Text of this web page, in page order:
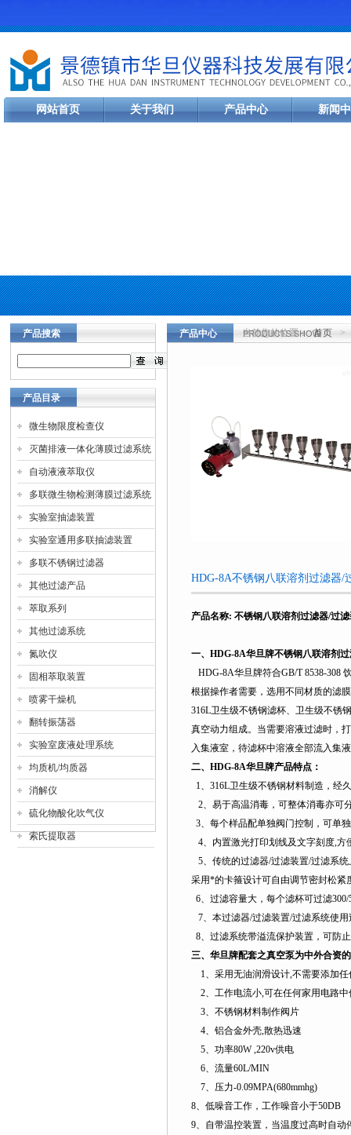
网站首页 关于我们 产品中心 新闻
产品搜索
产品目录
微生物限度检查仪
灭菌排液一体化薄膜过滤系统
自动液液萃取仪
多联微生物检测薄膜过滤系统
实验室抽滤装置
实验室通用多联抽滤装置
多联不锈钢过滤器
其他过滤产品
萃取系列
其他过滤系统
氮吹仪
固相萃取装置
喷雾干燥机
翻转振荡器
实验室废液处理系统
均质机/均质器
消解仪
硫化物酸化吹气仪
索氏提取器
产品中心 当前您的位置： 首页 >
HDG-8A不锈钢八联溶剂过滤器/
产品名称: 不锈钢八联溶剂过滤器/过
一、 HDG-8A华旦牌不锈钢八联溶剂
HDG-8A华旦牌符合GB/T 8538-308
根据操作者需要，选用不同材质的滤
316L卫生级不锈钢滤杯、卫生级不锈
真空动力组成。当需要溶液过滤时，
入集液室，待滤杯中溶液全部流入集
二、 HDG-8A华旦牌产品特点：
1、 316L卫生级不锈钢材料制造，经
2、易于高温消毒，可整体消毒亦可
3、每个样品配单独阀门控制，可单
4、内置激光打印划线及文字刻度,方
5、传统的过滤器/过滤装置/过滤系
采用*的卡箍设计可自由调节密封松
6、过滤容量大，每个滤杯可过滤300/
7、本过滤器/过滤装置/过滤系统使用
8、过滤系统带溢流保护装置，可防
三、华旦牌配套之真空泵为中外合资
1、采用无油润滑设计,不需要添加任
2、工作电流小,可在任何家用电路中
3、不锈钢材料制作阀片
4、铝合金外壳,散热迅速
5、功率80W ,220v供电
6、流量60L/MIN
7、压力-0.09MPA(680mmhg)
8、低噪音工作，工作噪音小于50DB
9、自带温控装置，当温度过高时自